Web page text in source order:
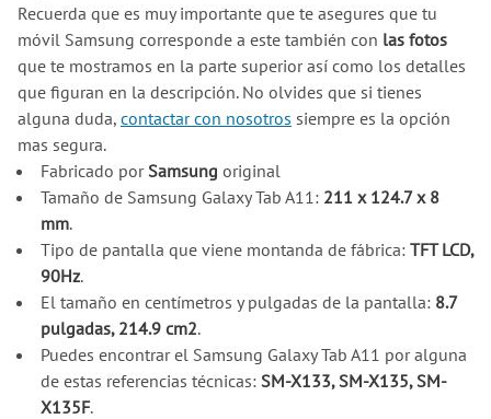
Recuerda que es muy importante que te asegures que tu
móvil Samsung corresponde a este también con las fotos
que te mostramos en la parte superior así como los detalles
que figuran en la descripción. No olvides que si tienes
alguna duda, contactar con nosotros siempre es la opción
mas segura.
Fabricado porSamsung original
Tamaño de Samsung Galaxy Tab A11: 211 x 124.7 x 8
mm.
Tipo de pantalla que viene montanda de fábrica: TFT LCD,
90Hz.
El tamaño en centímetros y pulgadas de la pantalla: 8.7
pulgadas, 214.9 cm2.
Puedes encontrar el Samsung Galaxy Tab A11 por alguna
de estas referencias técnicas: SM-X133, SM-X135, SM-
X135F.